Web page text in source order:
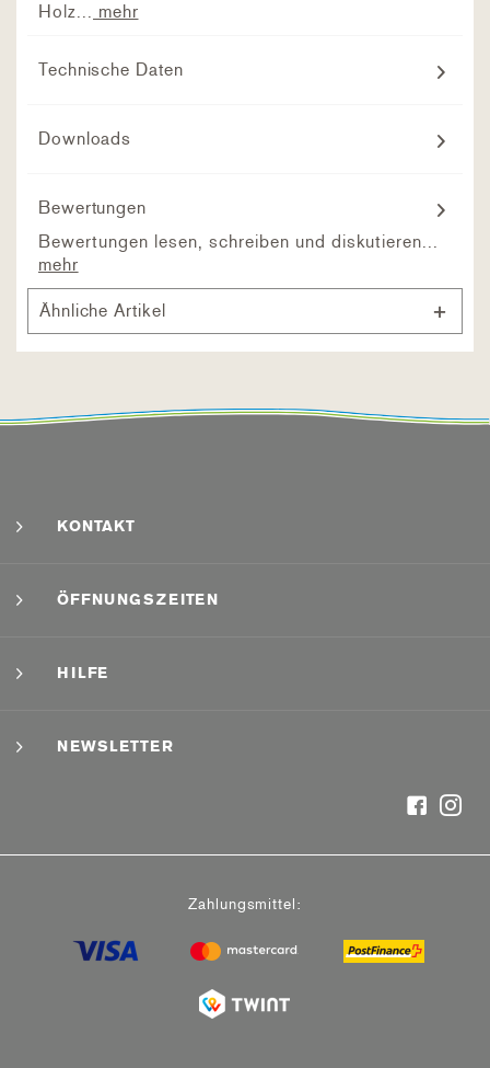
Holz... mehr
Technische Daten
Downloads
Bewertungen
Bewertungen lesen, schreiben und diskutieren...
mehr
Ähnliche Artikel
KONTAKT
ÖFFNUNGSZEITEN
HILFE
NEWSLETTER
Zahlungsmittel: